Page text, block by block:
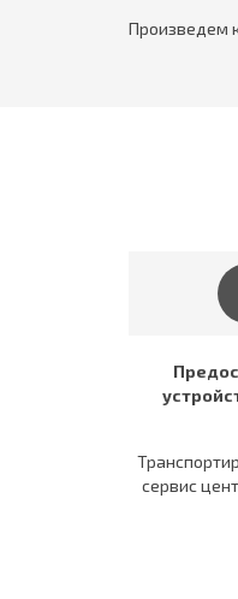
Произведем
сервис